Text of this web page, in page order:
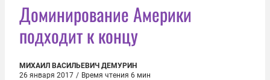
Доминирование Америки
подходит к концу
МИХАИЛ ВАСИЛЬЕВИЧ ДЕМУРИН
26 января 2017 / Время чтения 6 мин